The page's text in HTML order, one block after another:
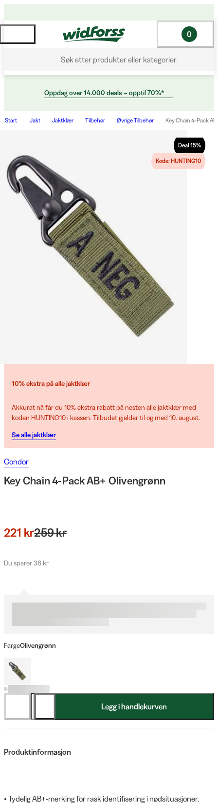
Søk etter produkter eller kategorier
0
Oppdag over 14.000 deals – opptil 70%*
Start Jakt Jaktklær Tilbehør Øvrige Tilbehør Key Chain 4-Pack
Deal 15%
Kode: HUNTING10
10% ekstra på alle jaktklær
Akkurat nå får du 10% ekstra rabatt på nesten alle jaktklær med
koden HUNTING10 i kassen. Tilbudet gjelder til og med 10. august.
Se alle jaktklær
Condor
Key Chain 4-Pack AB+ Olivengrønn
221 kr259 kr
Du sparer 38 kr
FargeOlivengrønn
Legg i handlekurven
Produktinformasjon
• Tydelig AB+-merking for rask identifisering i nødsituasjoner.